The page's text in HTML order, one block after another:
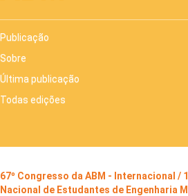
Publicação
Sobre
Última publicação
Todas edições
67º Congresso da ABM - Internacional /
Nacional de Estudantes de Engenharia